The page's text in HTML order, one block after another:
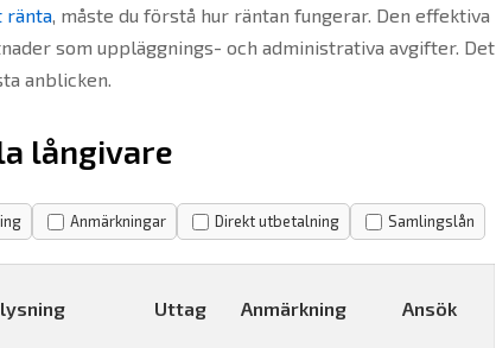
ränta, måste du förstå hur räntan fungerar. Den effektiva
som uppläggnings- och administrativa avgifter. Det
anblicken.
långivare
Anmärkningar Direkt utbetalning Samlingslån
Uttag Anmärkning Ansök